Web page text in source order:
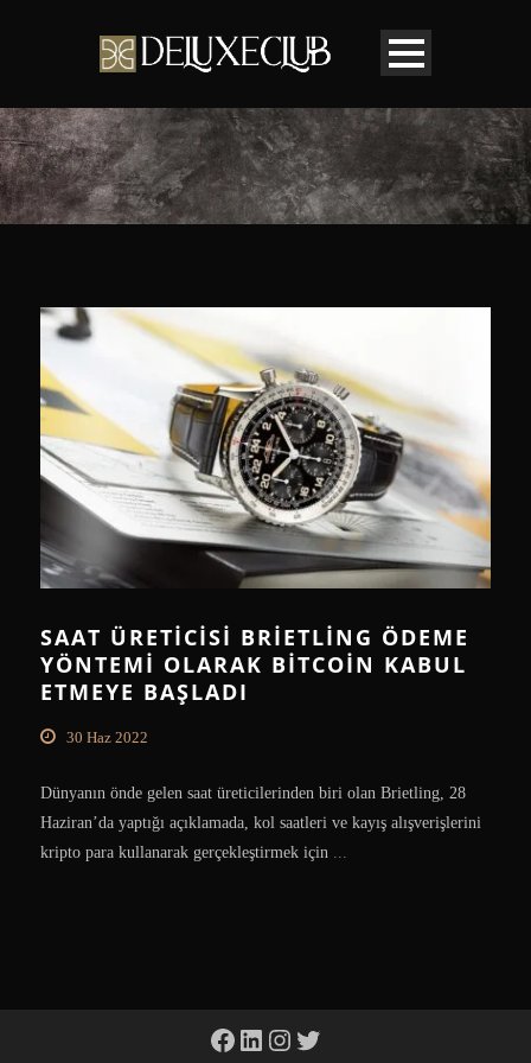
SAAT ÜRETICISI BRIETLING ÖDEME
YÖNTEMI OLARAK BITCOIN KABUL
ETMEYE BAŞLADI
30 Haz 2022
Dünyanın önde gelen saat üreticilerinden biri olan Brietling, 28
Haziran’da yaptığı açıklamada, kol saatleri ve kayış alışverişlerini
kripto para kullanarak gerçekleştirmek için ...
Facebook
LinkedIn
Instagram
Twitter